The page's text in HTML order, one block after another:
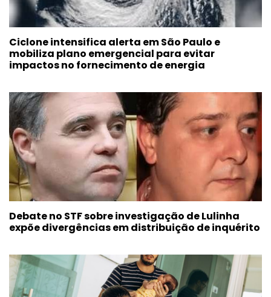
Ciclone intensifica alerta em São Paulo e
mobiliza plano emergencial para evitar
impactos no fornecimento de energia
Debate no STF sobre investigação de Lulinha
expõe divergências em distribuição de inquérito